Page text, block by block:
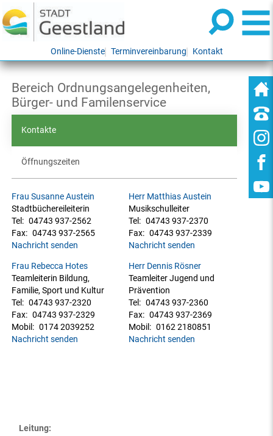
Online-Dienste Terminvereinbarung Kontakt
Bereich Ordnungsangelegenheiten,
Bürger- und Familenservice
Kontakte
Öffnungszeiten
Frau Susanne Austein
Stadtbüchereileiterin
Tel: 04743 937-2562
Fax: 04743 937-2565
Nachricht senden
Herr Matthias Austein
Musikschulleiter
Tel: 04743 937-2370
Fax: 04743 937-2339
Nachricht senden
Frau Rebecca Hotes
Teamleiterin Bildung,
Familie, Sport und Kultur
Tel: 04743 937-2320
Fax: 04743 937-2329
Mobil: 0174 2039252
Nachricht senden
Herr Dennis Rösner
Teamleiter Jugend und
Prävention
Tel: 04743 937-2360
Fax: 04743 937-2369
Mobil: 0162 2180851
Nachricht senden
Leitung: